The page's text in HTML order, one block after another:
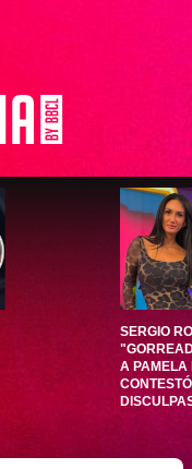
SERGIO
A PAMELA